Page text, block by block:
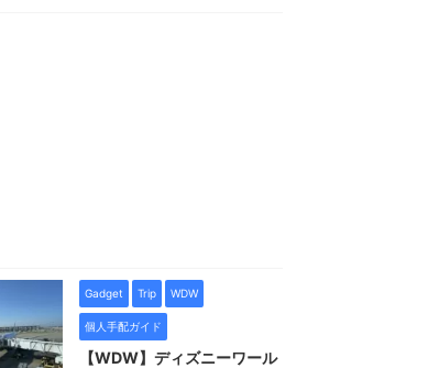
Gadget Trip WDW
個人手配ガイド
【WDW】ディズニーワール